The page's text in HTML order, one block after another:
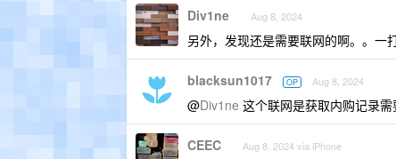
Div1ne Aug 8, 2024
另外，发现还是需要联网的啊。。一
blacksun1017 OP Aug 8, 2024
@Div1ne 这个联网是获取内购记录
CEEC Aug 8, 2024 via iPhone